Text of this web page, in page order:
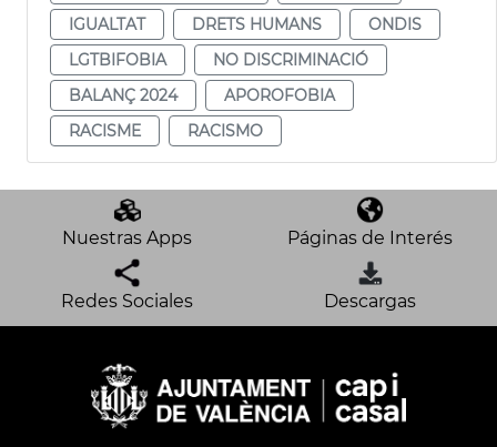
IGUALTAT
DRETS HUMANS
ONDIS
LGTBIFOBIA
NO DISCRIMINACIÓ
BALANÇ 2024
APOROFOBIA
RACISME
RACISMO
Nuestras Apps Páginas de Interés
Redes Sociales Descargas